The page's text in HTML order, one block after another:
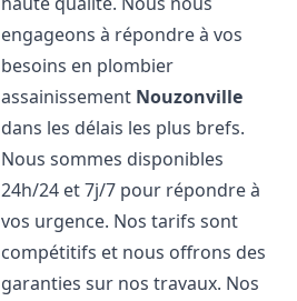
engageons à répondre à vos
besoins en plombier
assainissement Nouzonville
dans les délais les plus brefs.
Nous sommes disponibles
24h/24 et 7j/7 pour répondre à
vos urgence. Nos tarifs sont
compétitifs et nous offrons des
garanties sur nos travaux. Nos